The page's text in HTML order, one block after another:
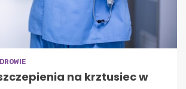
na krztusiec w